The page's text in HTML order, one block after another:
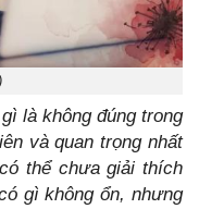
là không đúng trong
và quan trọng nhất
thể chưa giải thích
gì không ổn, nhưng